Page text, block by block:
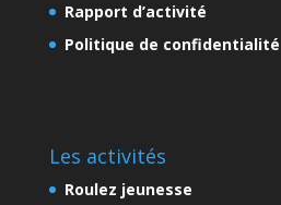
Rapport d’activité
Politique de confidentialité
Les activités
Roulez jeunesse